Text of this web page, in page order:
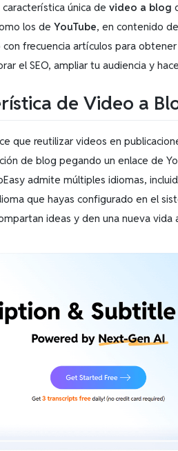
única de video a blog
los de YouTube, en contenido
frecuencia artículos para
el SEO, ampliar tu audiencia y
de Video a
que reutilizar videos en
de blog pegando un enlace de
admite múltiples idiomas,
que hayas configurado en el
ideas y den una nueva